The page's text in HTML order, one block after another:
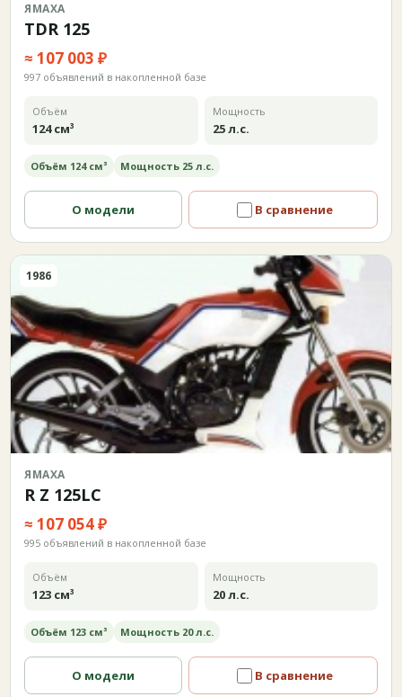
ЯМАХА
TDR 125
≈ 107 003 ₽
997 объявлений в накопленной базе
Объём
124 см³
Мощность
25 л.с.
Объём 124 см³ Мощность 25 л.с.
О модели В сравнение
1986
ЯМАХА
R Z 125LC
≈ 107 054 ₽
995 объявлений в накопленной базе
Объём
123 см³
Мощность
20 л.с.
Объём 123 см³ Мощность 20 л.с.
О модели В сравнение